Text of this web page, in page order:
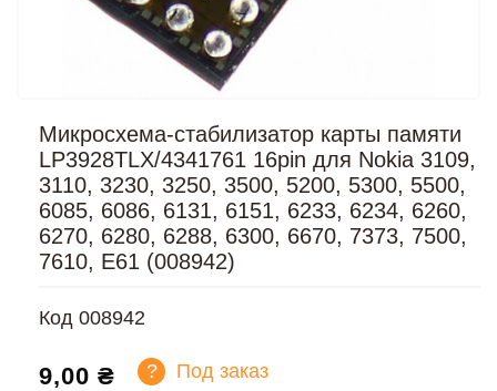
Микросхема-стабилизатор карты памяти
LP3928TLX/4341761 16pin для Nokia 3109,
3110, 3230, 3250, 3500, 5200, 5300, 5500,
6085, 6086, 6131, 6151, 6233, 6234, 6260,
6270, 6280, 6288, 6300, 6670, 7373, 7500,
7610, E61 (008942)
Код 008942
9,00 ₴ ? Под заказ